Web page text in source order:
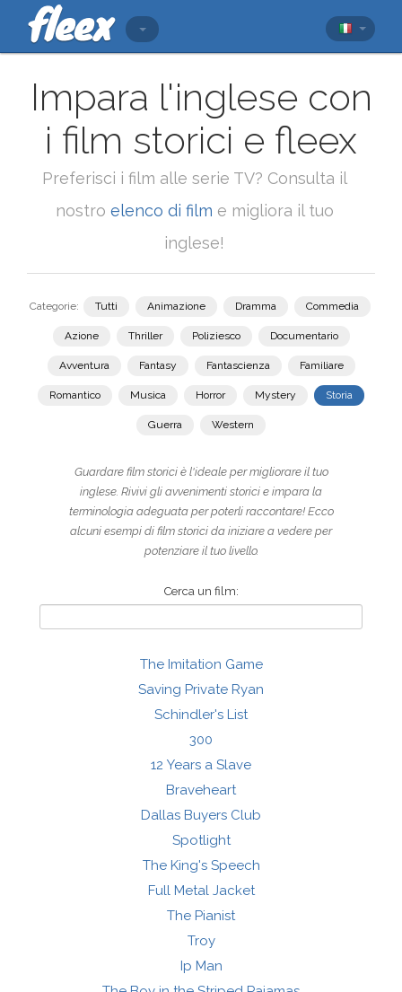
Impara l'inglese con
i film storici e fleex
Preferisci i film alle serie TV? Consulta il
nostro elenco di film e migliora il tuo
inglese!
Categorie: Tutti Animazione Dramma Commedia
Azione Thriller Poliziesco Documentario
Avventura Fantasy Fantascienza Familiare
Romantico Musica Horror Mystery Storia
Guerra Western
Guardare film storici è l'ideale per migliorare il tuo
inglese. Rivivi gli avvenimenti storici e impara la
terminologia adeguata per poterli raccontare! Ecco
alcuni esempi di film storici da iniziare a vedere per
potenziare il tuo livello.
Cerca un film:
The Imitation Game
Saving Private Ryan
Schindler's List
300
12 Years a Slave
Braveheart
Dallas Buyers Club
Spotlight
The King's Speech
Full Metal Jacket
The Pianist
Troy
Ip Man